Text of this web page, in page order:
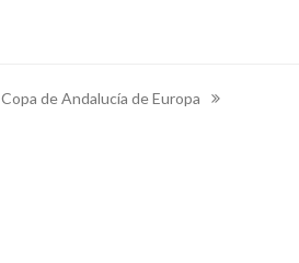
next
Copa de Andalucía de Europa